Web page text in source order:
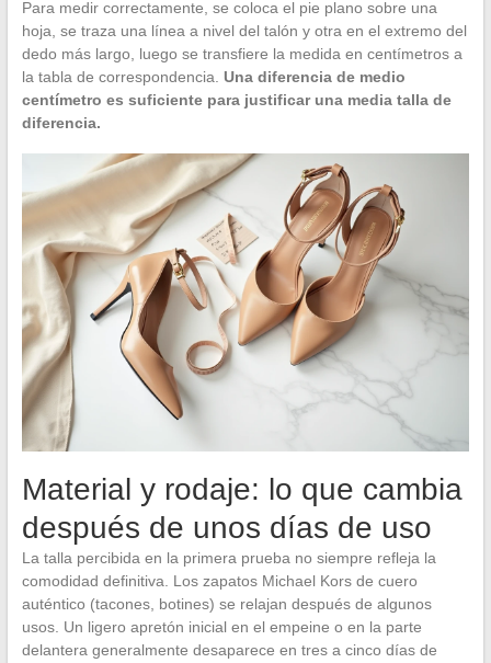
Para medir correctamente, se coloca el pie plano sobre una
hoja, se traza una línea a nivel del talón y otra en el extremo del
dedo más largo, luego se transfiere la medida en centímetros a
la tabla de correspondencia. Una diferencia de medio
centímetro es suficiente para justificar una media talla de
diferencia.
Material y rodaje: lo que cambia
después de unos días de uso
La talla percibida en la primera prueba no siempre refleja la
comodidad definitiva. Los zapatos Michael Kors de cuero
auténtico (tacones, botines) se relajan después de algunos
usos. Un ligero apretón inicial en el empeine o en la parte
delantera generalmente desaparece en tres a cinco días de